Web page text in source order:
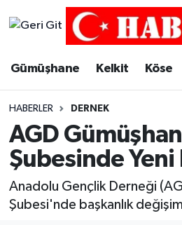
Gümüşhane Kelkit Köse
HABERLER DERNEK
AGD
Şubesinde Yeni
Anadolu Gençlik Derneği
Şubesi'nde başkanlık
Merkez Trafik Yoğunluk
Süper Lig Puan Durumu ve
Tüm Manşetler
Son Dakika Haberleri